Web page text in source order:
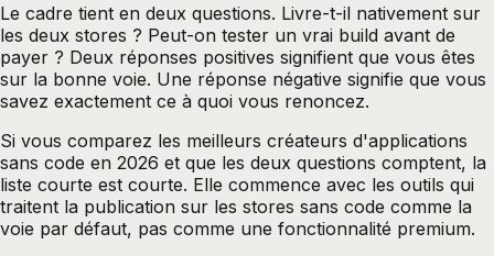
Le cadre tient en deux questions. Livre-t-il nativement sur
les deux stores ? Peut-on tester un vrai build avant de
payer ? Deux réponses positives signifient que vous êtes
sur la bonne voie. Une réponse négative signifie que vous
savez exactement ce à quoi vous renoncez.
Si vous comparez les meilleurs créateurs d'applications
sans code en 2026 et que les deux questions comptent, la
liste courte est courte. Elle commence avec les outils qui
traitent la publication sur les stores sans code comme la
voie par défaut, pas comme une fonctionnalité premium.